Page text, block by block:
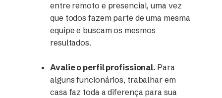
entre remoto e presencial, uma vez
que todos fazem parte de uma mesma
equipe e buscam os mesmos
resultados.
Avalie o perfil profissional. Para
alguns funcionários, trabalhar em
casa faz toda a diferença para sua